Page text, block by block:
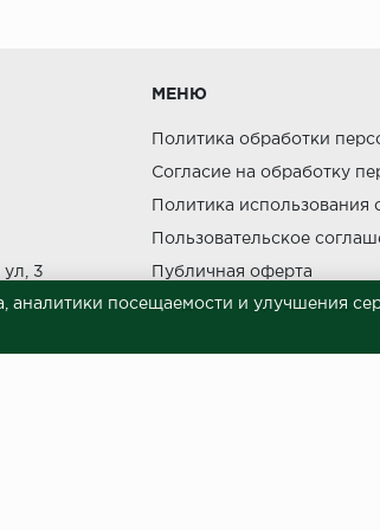
3
МЕНЮ
Политика обработки
Согласие на обработку
Политика использования
Пользовательское
Публичная оферта
Сведения о продавце
посещаемости и улучшения